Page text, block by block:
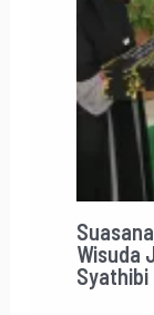
Wisuda
Syathibi